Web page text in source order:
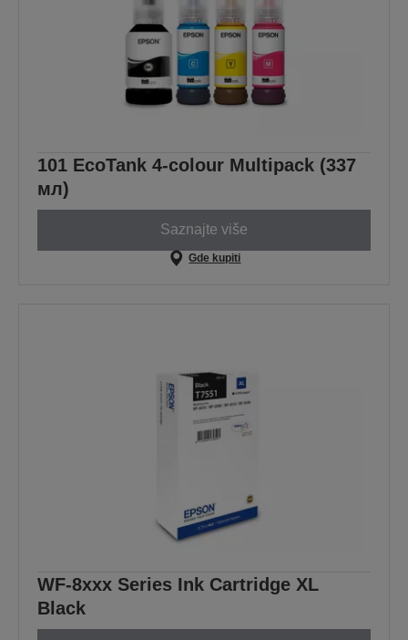
101 EcoTank 4-colour Multipack (337
мл)
Saznajte više
Gde kupiti
WF-8xxx Series Ink Cartridge XL
Black